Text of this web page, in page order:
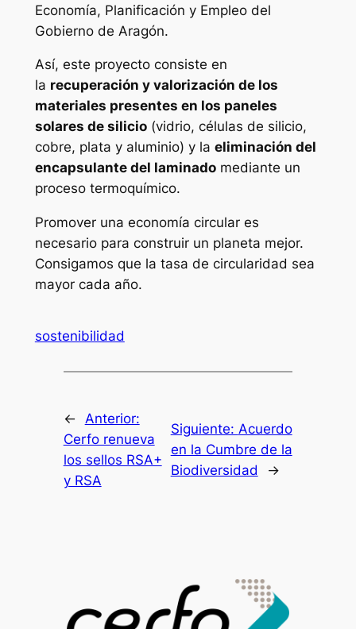
Economía, Planificación y Empleo del
Gobierno de Aragón.
Así, este proyecto consiste en
la recuperación y valorización de los
materiales presentes en los paneles
solares de silicio(vidrio, células de silicio,
cobre, plata y aluminio) y la eliminación del
encapsulante del laminadomediante un
proceso termoquímico.
Promover una economía circular es
necesario para construir un planeta mejor.
Consigamos que la tasa de circularidad sea
mayor cada año.
sostenibilidad
← Anterior:
Cerfo renueva
los sellos RSA+
y RSA
Siguiente: Acuerdo
en la Cumbre de la
Biodiversidad
→